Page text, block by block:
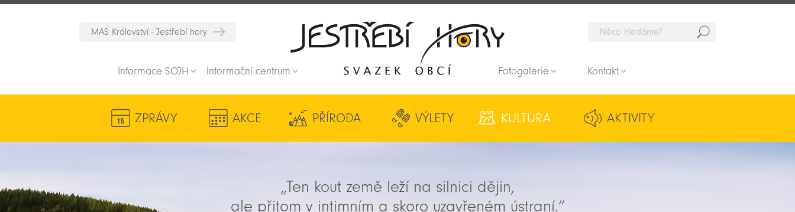
MAS Království - Jestřebí hory
Informace SOJH Informační centrum Fotogalerie Kontakt
ZPRÁVY AKCE PŘÍRODA VÝLETY KULTURA AKTIVITY
„Ten kout země leží na silnici dějin,
ale přitom v intimním a skoro uzavřeném ústraní.“